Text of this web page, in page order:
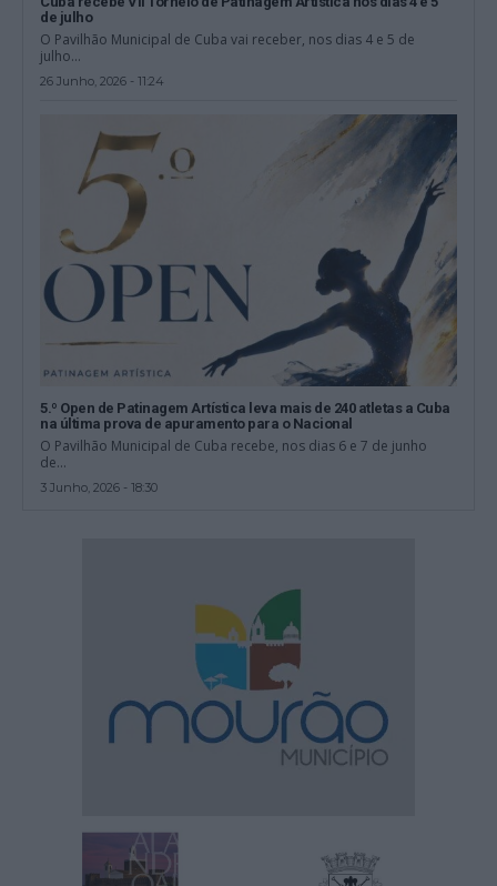
de julho
O Pavilhão Municipal de Cuba vai receber, nos dias 4 e 5 de
julho...
26 Junho, 2026 - 11:24
5.º Open de Patinagem Artística leva mais de 240 atletas a Cuba
na última prova de apuramento para o Nacional
O Pavilhão Municipal de Cuba recebe, nos dias 6 e 7 de junho
de...
3 Junho, 2026 - 18:30